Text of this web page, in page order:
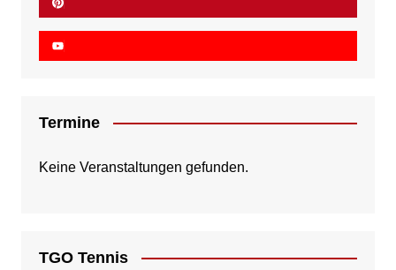
Termine
Keine Veranstaltungen gefunden.
TGO Tennis